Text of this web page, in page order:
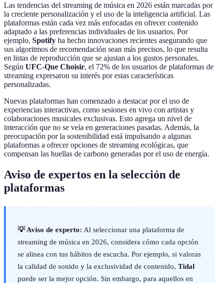
Las tendencias del streaming de música en 2026 están marcadas por
la creciente personalización y el uso de la inteligencia artificial. Las
plataformas están cada vez más enfocadas en ofrecer contenido
adaptado a las preferencias individuales de los usuarios. Por
ejemplo, Spotify ha hecho innovaciones recientes asegurando que
sus algoritmos de recomendación sean más precisos, lo que resulta
en listas de reproducción que se ajustan a los gustos personales.
Según UFC-Que Choisir, el 72% de los usuarios de plataformas de
streaming expresaron su interés por estas características
personalizadas.
Nuevas plataformas han comenzado a destacar por el uso de
experiencias interactivas, como sesiones en vivo con artistas y
colaboraciones musicales exclusivas. Esto agrega un nivel de
interacción que no se veía en generaciones pasadas. Además, la
preocupación por la sostenibilidad está impulsando a algunas
plataformas a ofrecer opciones de streaming ecológicas, que
compensan las huellas de carbono generadas por el uso de energía.
Aviso de expertos en la selección de
plataformas
💡 Aviso de experto: Al seleccionar una plataforma de
streaming de música en 2026, considera cómo cada opción
se alinea con tus hábitos de escucha. Por ejemplo, si valoras
la calidad de sonido y la exclusividad de contenido, Tidal
puede ser la mejor opción. Sin embargo, para aquellos en